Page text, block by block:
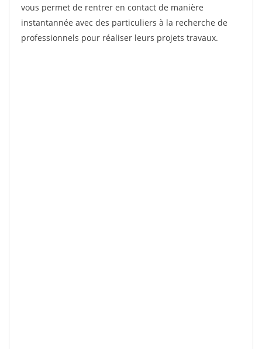
vous permet de rentrer en contact de manière
instantannée avec des particuliers à la recherche de
professionnels pour réaliser leurs projets travaux.